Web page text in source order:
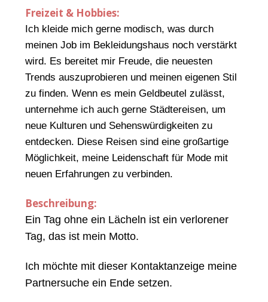
Freizeit & Hobbies:
Ich kleide mich gerne modisch, was durch
meinen Job im Bekleidungshaus noch verstärkt
wird. Es bereitet mir Freude, die neuesten
Trends auszuprobieren und meinen eigenen Stil
zu finden. Wenn es mein Geldbeutel zulässt,
unternehme ich auch gerne Städtereisen, um
neue Kulturen und Sehenswürdigkeiten zu
entdecken. Diese Reisen sind eine großartige
Möglichkeit, meine Leidenschaft für Mode mit
neuen Erfahrungen zu verbinden.
Beschreibung:
Ein Tag ohne ein Lächeln ist ein verlorener
Tag, das ist mein Motto.
Ich möchte mit dieser Kontaktanzeige meine
Partnersuche ein Ende setzen.